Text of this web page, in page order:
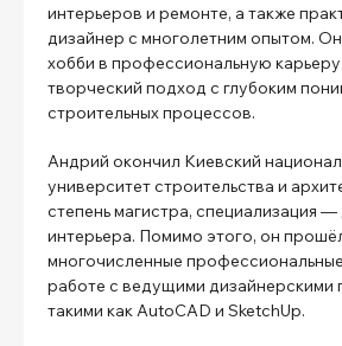
интерьеров и ремонте, а также
дизайнер с многолетним опытом.
хобби в профессиональную
творческий подход с глубоким
строительных процессов.
Андрий окончил Киевский
университет строительства и
степень магистра, специализация —
интерьера. Помимо этого, он
многочисленные
работе с ведущими дизайнерскими
такими как AutoCAD и SketchUp.